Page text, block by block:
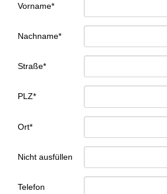
Vorname*
Nachname*
Straße*
PLZ*
Ort*
Nicht ausfüllen
Telefon